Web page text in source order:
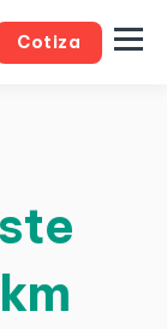
Cotiza